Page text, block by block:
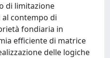
di limitazione
contempo di
fondiaria in
efficiente di matrice
delle logiche